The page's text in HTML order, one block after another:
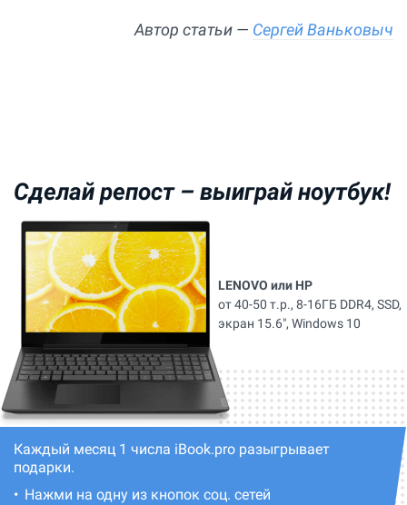
Автор статьи — Сергей Ваньковыч
Сделай репост – выиграй ноутбук!
Каждый месяц 1 числа iBook.pro разыгрывает
подарки.
Нажми на одну из кнопок соц. сетей
LENOVO или HP
от 40-50 т.р., 8-16ГБ DDR4, SSD,
экран 15.6", Windows 10